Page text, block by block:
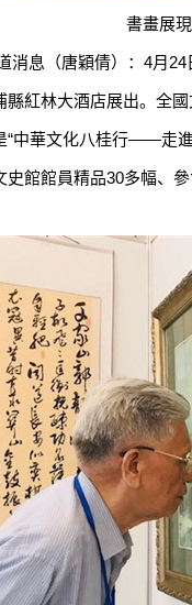
書畫展現
息（唐穎倩）：4月24
縣紅林大酒店展出。全
華文化八桂行——走進
史館館員精品30多幅、